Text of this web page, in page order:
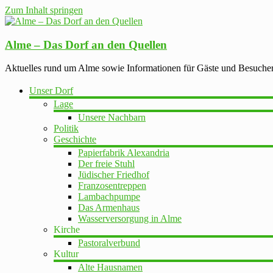
Zum Inhalt springen
Alme – Das Dorf an den Quellen
Aktuelles rund um Alme sowie Informationen für Gäste und
Unser Dorf
Lage
Unsere Nachbarn
Politik
Geschichte
Papierfabrik Alexandria
Der freie Stuhl
Jüdischer Friedhof
Franzosentreppen
Lambachpumpe
Das Armenhaus
Wasserversorgung in Alme
Kirche
Pastoralverbund
Kultur
Alte Hausnamen